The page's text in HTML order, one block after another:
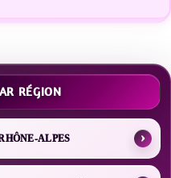
RÉGION
ALPES